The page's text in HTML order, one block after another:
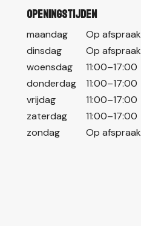
Openingstijden
maandag
Op afspraak
dinsdag
Op afspraak
woensdag
11:00–17:00
donderdag
11:00–17:00
vrijdag
11:00–17:00
zaterdag
11:00–17:00
zondag
Op afspraak